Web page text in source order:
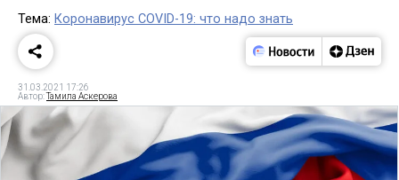
Тема: Коронавирус COVID-19: что надо знать
31.03.2021 17:26
Автор:Тамила Аскерова